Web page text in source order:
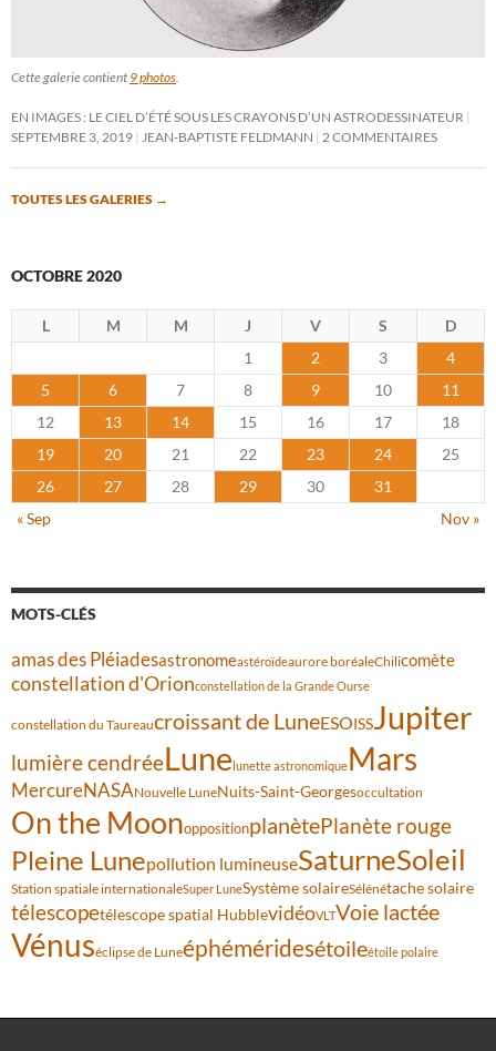
Cette galerie contient 9 photos
EN IMAGES : LE CIEL D’ÉTÉ SOUS LES CRAYONS D’UN ASTRODESSINATEUR
SEPTEMBRE 3, 2019
JEAN-BAPTISTE FELDMANN 2 COMMENTAIRES
TOUTES LES GALERIES →
OCTOBRE 2020
L M M J V S
D
1
2 3
4
5
6 7 8 9 10
11
12
13 14 15 16 17
18
19
20 21 22 23 24
25
26
27 28 29 30
31
« Sep
Nov »
MOTS-CLÉS
amas des Pléiadesastronomeastéroïdeaurore boréaleChilicomète
constellation d'Orionconstellation de la Grande Ourse
constellation du Taureaucroissant de LuneESOISSJupiter
lumière cendréeLunelunette astronomiqueMars
MercureNASANouvelle LuneNuits-Saint-Georgesoccultation
On the MoonoppositionplanètePlanète rouge
Pleine Lunepollution lumineuseSaturneSoleil
Station spatiale internationaleSuper LuneSystème solaireSélénétache solaire
télescopetélescope spatial HubblevidéoVLTVoie lactée
Vénuséclipse de Luneéphéméridesétoileétoile polaire